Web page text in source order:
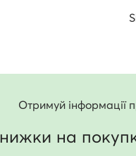
Отримуй інформації
на